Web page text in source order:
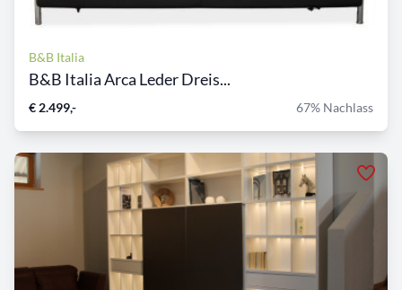
B&B Italia
B&B Italia Arca Leder Dreis...
€ 2.499,- 67% Nachlass